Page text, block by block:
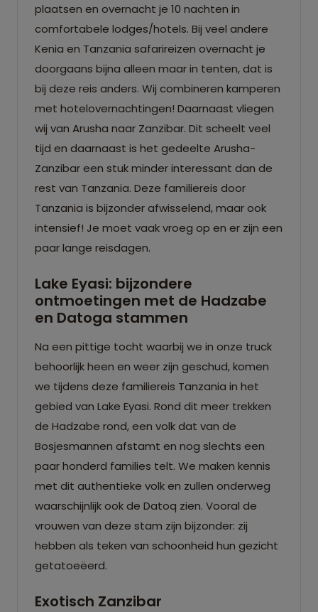
plaatsen en overnacht je 10 nachten in
comfortabele lodges/hotels. Bij veel andere
Kenia en Tanzania safarireizen overnacht je
doorgaans bijna alleen maar in tenten, dat is
bij deze reis anders. Wij combineren kamperen
met hotelovernachtingen! Daarnaast vliegen
wij van Arusha naar Zanzibar. Dit scheelt veel
tijd en daarnaast is het gedeelte Arusha-
Zanzibar een stuk minder interessant dan de
rest van Tanzania. Deze familiereis door
Tanzania is bijzonder afwisselend, maar ook
intensief! Je moet vaak vroeg op en er zijn een
paar lange reisdagen.
Lake Eyasi: bijzondere
ontmoetingen met de Hadzabe
en Datoga stammen
Na een pittige tocht waarbij we in onze truck
behoorlijk heen en weer zijn geschud, komen
we tijdens deze familiereis Tanzania in het
gebied van Lake Eyasi. Rond dit meer trekken
de Hadzabe rond, een volk dat van de
Bosjesmannen afstamt en nog slechts een
paar honderd families telt. We maken kennis
met dit authentieke volk en zullen onderweg
waarschijnlijk ook de Datoq zien. Vooral de
vrouwen van deze stam zijn bijzonder: zij
hebben als teken van schoonheid hun gezicht
getatoeëerd.
Exotisch Zanzibar